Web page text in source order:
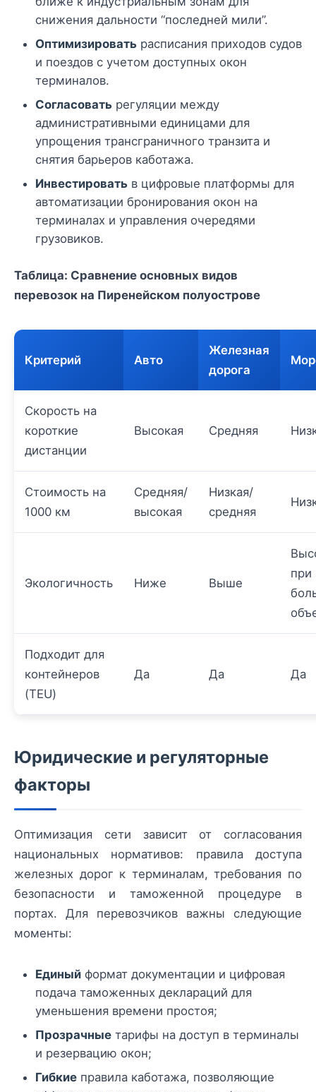
снижения дальности “последней мили”.
Оптимизировать расписания приходов судов
и поездов с учетом доступных окон
терминалов.
Согласовать регуляции между
административными единицами для
упрощения трансграничного транзита и
снятия барьеров каботажа.
Инвестировать в цифровые платформы для
автоматизации бронирования окон на
терминалах и управления очередями
грузовиков.
Таблица: Сравнение основных видов
перевозок на Пиренейском полуострове
Критерий Авто
Железная
дорога
Скорость на
короткие
дистанции
Высокая Средняя
Стоимость на
1000 км
Средняя/
высокая
Низкая/
средняя
Экологичность Ниже Выше
при
Подходит для
контейнеров
(TEU)
Да Да Да
Юридические и регуляторные
факторы
Оптимизация сети зависит от согласования
национальных нормативов: правила доступа
железных дорог к терминалам, требования по
безопасности и таможенной процедуре в
портах. Для перевозчиков важны следующие
моменты:
Единый формат документации и цифровая
подача таможенных деклараций для
уменьшения времени простоя;
Прозрачные тарифы на доступ в терминалы
и резервацию окон;
Гибкие правила каботажа, позволяющие